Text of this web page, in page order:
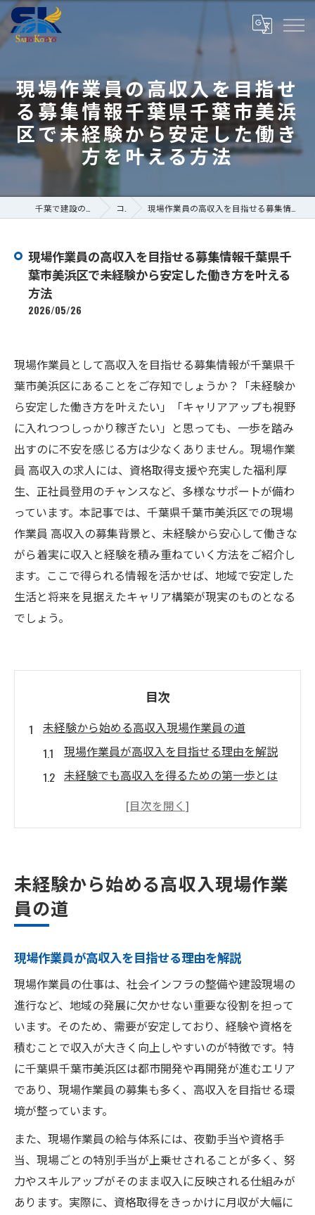
現場作業員の高収入を目指せ
る募集情報千葉県千葉市美浜
区で未経験から安定した働き
方を叶える方法
コラム 現場作業員の高収入を目指せる募集情報千葉県千葉市美浜区で未経験から安定した働き方を叶える方法
現場作業員の高収入を目指せる募集情報千葉県千
葉市美浜区で未経験から安定した働き方を叶える
方法
2026/05/26
現場作業員として高収入を目指せる募集情報が千葉県千
葉市美浜区にあることをご存知でしょうか？「未経験か
ら安定した働き方を叶えたい」「キャリアアップも視野
に入れつつしっかり稼ぎたい」と思っても、一歩を踏み
出すのに不安を感じる方は少なくありません。現場作業
員 高収入の求人には、資格取得支援や充実した福利厚
生、正社員登用のチャンスなど、多様なサポートが備わ
っています。本記事では、千葉県千葉市美浜区での現場
作業員 高収入の募集背景と、未経験から安心して働きな
がら着実に収入と経験を積み重ねていく方法をご紹介し
ます。ここで得られる情報を活かせば、地域で安定した
生活と将来を見据えたキャリア構築が現実のものとなる
でしょう。
目次
未経験から始める高収入現場作業員の道
現場作業員が高収入を目指せる理由を解説
未経験でも高収入を得るための第一歩とは
現場作業員の仕事で安定収入を実現する方
高収入を狙うなら現場作業員がおすすめ
高収入現場作業員の魅力と将来性に迫る
未経験でも高収入が叶う現場作業員勤務
現場作業員が高収入を狙える職場の特徴
高収入を得るための現場作業員選びのポイ
ント
千葉市美浜区で叶う安定した現場作業員生活
現場作業員が高収入で安定生活を送る秘訣
千葉市美浜区の現場作業員高収入の実態
高収入現場作業員の生活メリットを紹介
現場作業員が地域で高収入を得るポイント
資格取得支援付きで収入アップを実現
未経験から始める高収入現場作業
員の道
現場作業員が高収入を目指せる理由を解説
現場作業員の仕事は、社会インフラの整備や建設現場の
進行など、地域の発展に欠かせない重要な役割を担って
います。そのため、需要が安定しており、経験や資格を
積むことで収入が大きく向上しやすいのが特徴です。特
に千葉県千葉市美浜区は都市開発や再開発が進むエリア
であり、現場作業員の募集も多く、高収入を目指せる環
境が整っています。
また、現場作業員の給与体系には、夜勤手当や資格手
当、現場ごとの特別手当が上乗せされることが多く、努
力やスキルアップがそのまま収入に反映される仕組みが
あります。実際に、資格取得をきっかけに月収が大幅に